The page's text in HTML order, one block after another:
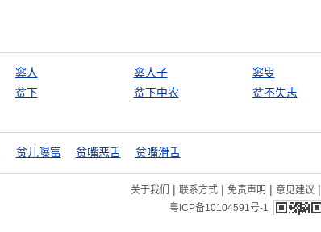
窭人 窭人子 窭叟
贫下 贫下中农 贫不失志
贫儿曝富 贫嘴恶舌 贫嘴滑舌
关于我们 | 联系方式 | 免责声明 | 意见建议 |
粤ICP备10104591号-1